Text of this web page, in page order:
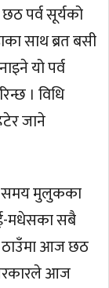
पर्व सूर्यको
साथ ब्रत बसी
यो पर्व
। विधि
जाने
समय मुलुकका
मधेसका सबै
ठाउँमा आज छठ
आज